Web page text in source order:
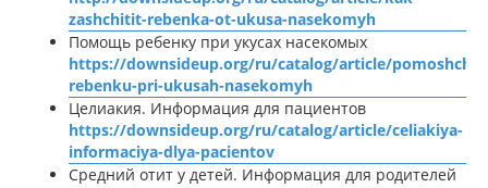
zashchitit-rebenka-ot-ukusa-nasekomyh
Помощь ребенку при укусах насекомых
https://downsideup.org/ru/catalog/article/pomoshch-
rebenku-pri-ukusah-nasekomyh
Целиакия. Информация для пациентов
https://downsideup.org/ru/catalog/article/celiakiya-
informaciya-dlya-pacientov
Средний отит у детей. Информация для родителей